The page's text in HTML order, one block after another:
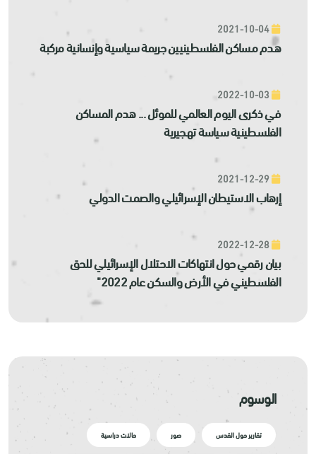
هدم مساكن الفلسطينيين جريمة سياسية وإنسانية مركبة
في ذكرى اليوم العالمي للموئل ... هدم المساكن
الفلسطينية سياسة تهجيرية
إرهاب الاستيطان الإسرائيلي والصمت الدولي
بيان رقمي حول انتهاكات الاحتلال الإسرائيلي للحق
الفلسطيني في الأرض والسكن عام 2022"
الوسوم
تقارير حول القدس صور حالات دراسية